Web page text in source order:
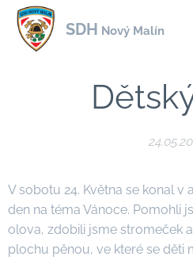
SDH Nový Malín
V sobotu 24. Května se konal v
den na téma Vánoce. Pomohli
olova, zdobili jsme stromeček
plochu pěnou, ve které se děti